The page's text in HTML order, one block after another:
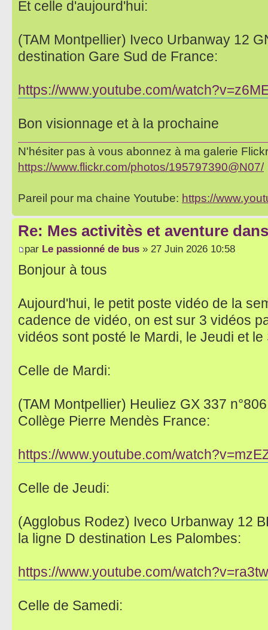
Et celle d'aujourd'hui:
(TAM Montpellier) Iveco Urbanway 12
destination Gare Sud de France:
https://www.youtube.com/
Bon visionnage et à la prochaine
N'hésiter pas à vous abonnez à ma galerie
https://www.flickr.com/photos/195797390@N07/
Pareil pour ma chaine Youtube: https://
Re: Mes activitès et aventure
par Le passionné de bus » 27 Juin 2026 10:58
Bonjour à tous
Aujourd'hui, le petit poste vidéo de la
cadence de vidéo, on est sur 3 vidéos
vidéos sont posté le Mardi, le Jeudi et le
Celle de Mardi:
(TAM Montpellier) Heuliez GX 337
Collège Pierre Mendès France:
https://www.youtube.com/
Celle de Jeudi:
(Agglobus Rodez) Iveco Urbanway 12
la ligne D destination Les Palombes:
https://www.youtube.com/
Celle de Samedi: